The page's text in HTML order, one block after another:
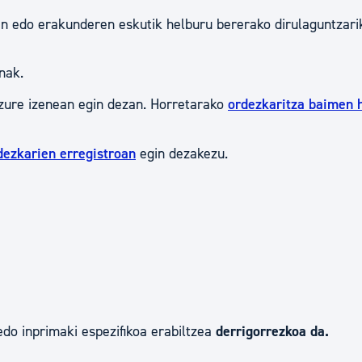
Udal administrazioa
Gardentasun ataria
edo erakunderen eskutik helburu bererako
izenean egin dezan. Horretarako ordezkaritza baimen
erregistroan egin dezakezu.
inprimaki espezifikoa erabiltzea derrigorrezkoa da.